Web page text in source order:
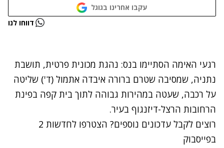
עקבו אחרינו בגוגל
נתקלנו בבעיה דווחו לנו
רגעי האימה הסתיימו בנס: נהגת מכונית פרטית, תושבת
נתניה, שמסיבה שטרם ברורה איבדה אתמול (ד') שליטה
על רכבה, שעטה במהירות גבוהה לתוך בית קפה בפינת
הרחובות הרצל-דיזנגוף בעיר.
רוצים לקבל עדכונים נוספים? הצטרפו לחדשות 2
בפייסבוק